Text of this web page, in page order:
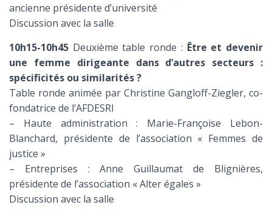
ancienne présidente d’université
Discussion avec la salle
10h15-10h45 Deuxième table ronde : Être et devenir
une femme dirigeante dans d’autres secteurs :
spécificités ou similarités ?
Table ronde animée par Christine Gangloff-Ziegler, co-
fondatrice de l’AFDESRI
– Haute administration : Marie-Françoise Lebon-
Blanchard, présidente de l’association « Femmes de
justice »
– Entreprises : Anne Guillaumat de Blignières,
présidente de l’association « Alter égales »
Discussion avec la salle